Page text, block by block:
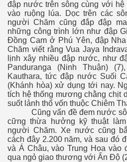
đập nước trên sông cùng với
vào ruộng lúa. Dọc trên các
người Chăm cũng đắp đập
những công trình lớn như đập
Đồng Cam ở Phú Yên, đập
Chăm viết rằng Vua Jaya
lịnh xây nhiều đập nước, như
Panduranga (Ninh Thuận)
Kauthara, tức đập nước Suối
(Khánh hòa) xử dụng tới nay.
tích hệ thống mương chằng chịt
suốt lảnh thổ vốn thuộc Chiêm
Cũng vấn đề đem nước
cững thừa hưởng kỹ thuật làm
người Chăm. Xe nước cũng
cách đây 2.200 năm, và sau đó
và Á Châu, vào Trung Hoa vào
qua ngỏ giao thương với Ấn Độ